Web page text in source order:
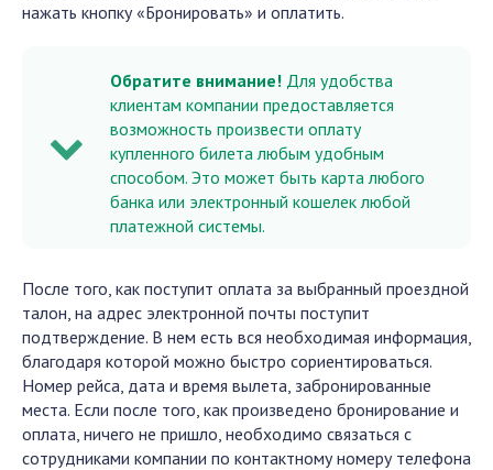
нажать кнопку «Бронировать» и оплатить.
Обратите внимание! Для удобства
клиентам компании предоставляется
возможность произвести оплату
купленного билета любым удобным
способом. Это может быть карта любого
банка или электронный кошелек любой
платежной системы.
После того, как поступит оплата за выбранный проездной
талон, на адрес электронной почты поступит
подтверждение. В нем есть вся необходимая информация,
благодаря которой можно быстро сориентироваться.
Номер рейса, дата и время вылета, забронированные
места. Если после того, как произведено бронирование и
оплата, ничего не пришло, необходимо связаться с
сотрудниками компании по контактному номеру телефона